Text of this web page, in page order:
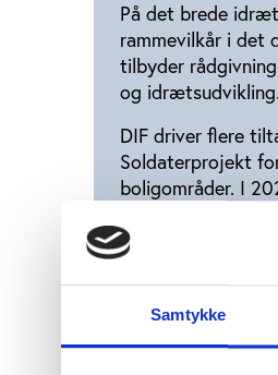
Samtykke
På det brede
rammevilkår i det
tilbyder
og idrætsudvikling.
DIF driver flere
Soldaterprojekt
boligområder. I
DIF’s